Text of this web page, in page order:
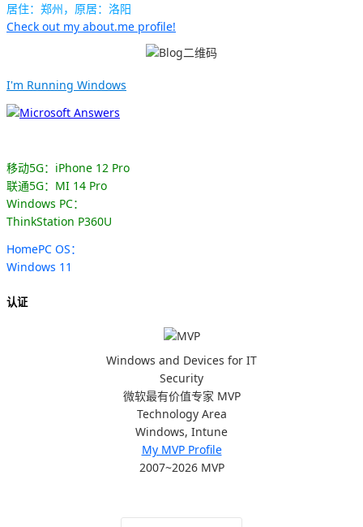
居住：郑州，原居：洛阳
Check out my about.me profile!
I'm Running Windows
移动5G：iPhone 12 Pro
联通5G：MI 14 Pro
Windows PC：
ThinkStation P360U
HomePC OS：
Windows 11
认证
Windows and Devices for IT
Security
微软最有价值专家 MVP
Technology Area
Windows, Intune
My MVP Profile
2007~2026 MVP